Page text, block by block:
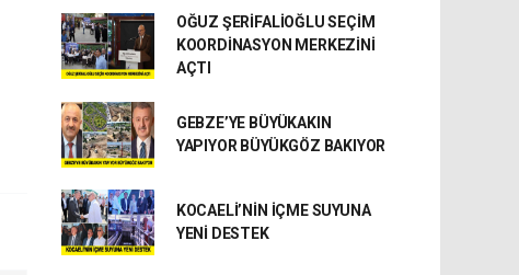
OĞUZ ŞERİFALİOĞLU SEÇİM
KOORDİNASYON MERKEZİNİ
AÇTI
GEBZE’YE BÜYÜKAKIN
YAPIYOR BÜYÜKGÖZ BAKIYOR
KOCAELİ’NİN İÇME SUYUNA
YENİ DESTEK